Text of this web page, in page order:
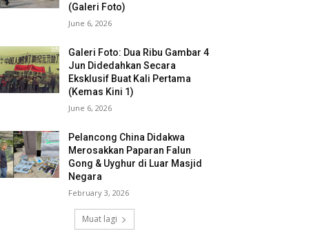
(Galeri Foto)
June 6, 2026
Galeri Foto: Dua Ribu Gambar 4
Jun Didedahkan Secara
Eksklusif Buat Kali Pertama
(Kemas Kini 1)
June 6, 2026
Pelancong China Didakwa
Merosakkan Paparan Falun
Gong & Uyghur di Luar Masjid
Negara
February 3, 2026
Muat lagi